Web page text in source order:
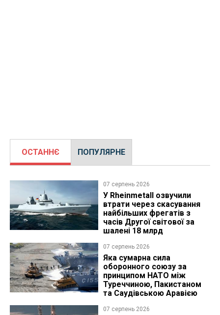
ОСТАННЄ ПОПУЛЯРНЕ
07 серпень 2026
У Rheinmetall озвучили
втрати через скасування
найбільших фрегатів з
часів Другої світової за
шалені 18 млрд
07 серпень 2026
Яка сумарна сила
оборонного союзу за
принципом НАТО між
Туреччиною, Пакистаном
та Саудівською Аравією
07 серпень 2026